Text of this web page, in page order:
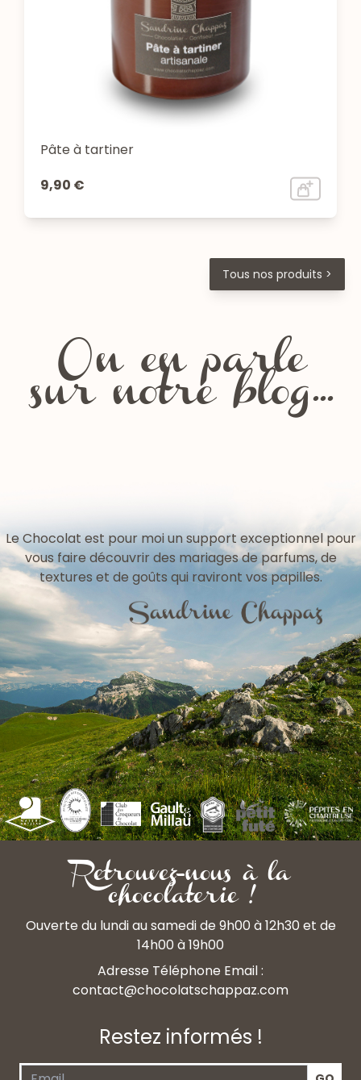
Pâte à tartiner
9,90 €
Tous nos produits >
On en parle
sur notre blog...
Les fêtes de la Chartreuse
Le Chocolat est pour moi un support exceptionnel pour
vous faire découvrir des mariages de parfums, de
textures et de goûts qui raviront vos papilles.
Retrouvez-nous à la
chocolaterie !
Ouverte du lundi au samedi de 9h00 à 12h30 et de
14h00 à 19h00
Adresse Téléphone Email :
contact@chocolatschappaz.com
Restez informés !